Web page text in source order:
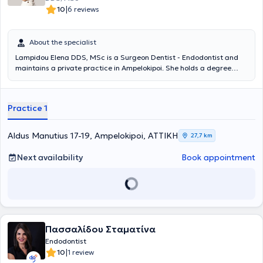
10|6 reviews
About the specialist
Lampidou Elena DDS, MSc is a Surgeon Dentist - Endodontist and
maintains a private practice in Ampelokipoi. She holds a degree
postgraduate degree in Endodontics from the University of
training in dental prosthetics and facial aesthetics in the United
Kingdom. She possesses extensive and diverse professional
experience, having worked as a surgeon dentist in Greece and the
United Kingdom. Finally, she actively participates in conferences to
stay updated on scientific advancements and new technologies.
Practice 1
Aldus Manutius 17-19, Ampelokipoi, ΑΤΤΙΚΗ 27,7 km
Next availability Book appointment
Πασσαλίδου Σταματίνα
Endodontist
10|1 review